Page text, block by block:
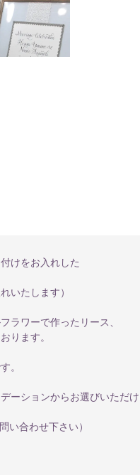
けをお入れした
いたします）
ラワーで作ったリース、
ります。
。
ーションからお選びいただけ
い合わせ下さい）